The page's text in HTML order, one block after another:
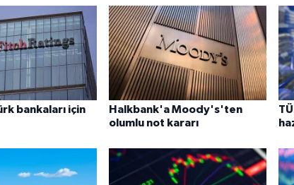
bankaları için
Halkbank'a Moody's'ten
olumlu not kararı